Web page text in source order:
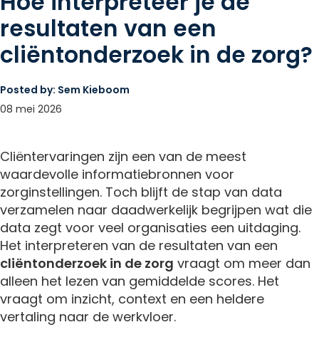
resultaten van een
cliëntonderzoek in de zorg?
Posted by: Sem Kieboom
08 mei 2026
Cliëntervaringen zijn een van de meest
waardevolle informatiebronnen voor
zorginstellingen. Toch blijft de stap van data
verzamelen naar daadwerkelijk begrijpen wat die
data zegt voor veel organisaties een uitdaging.
Het interpreteren van de resultaten van een
cliëntonderzoek in de zorg vraagt om meer dan
alleen het lezen van gemiddelde scores. Het
vraagt om inzicht, context en een heldere
vertaling naar de werkvloer.